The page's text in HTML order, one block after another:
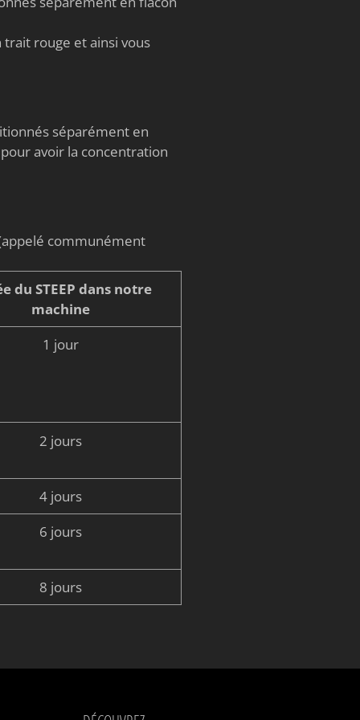
rouge et ainsi vous
séparément en
avoir la concentration
communément
du STEEP dans notre
machine
1 jour
2 jours
4 jours
6 jours
8 jours